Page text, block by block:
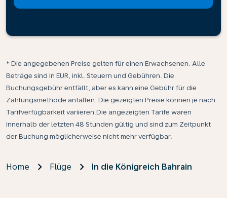
* Die angegebenen Preise gelten für einen Erwachsenen. Alle
Beträge sind in EUR, inkl. Steuern und Gebühren. Die
Buchungsgebühr entfällt, aber es kann eine Gebühr für die
Zahlungsmethode anfallen. Die gezeigten Preise können je nach
Tarifverfügbarkeit variieren.Die angezeigten Tarife waren
innerhalb der letzten 48 Stunden gültig und sind zum Zeitpunkt
der Buchung möglicherweise nicht mehr verfügbar.
Home Flüge In die Königreich Bahrain